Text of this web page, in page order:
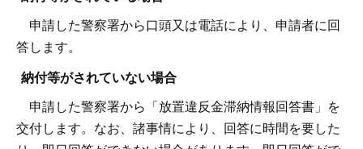
申請した警察署から口頭又は電話により、申請者に回
答します。
納付等がされていない場合
申請した警察署から「放置違反金滞納情報回答書」を
交付します。なお、諸事情により、回答に時間を要した